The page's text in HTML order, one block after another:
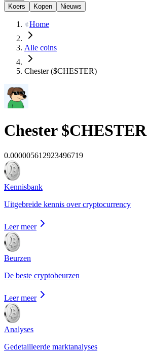
Koers Kopen Nieuws
Home
Alle coins
Chester ($CHESTER)
Chester $CHESTER
0.000005612923496719
Kennisbank
Uitgebreide kennis over cryptocurrency
Leer meer
Beurzen
De beste cryptobeurzen
Leer meer
Analyses
Gedetailleerde marktanalyses